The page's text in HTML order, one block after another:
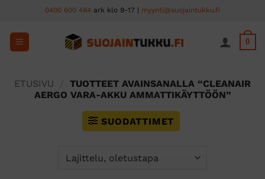
content
0400 600 484 ark klo 9-17 | myynti@suojaintukku.fi
0
ETUSIVU
TUOTTEET AVAINSANALLA “CLEANAIR
AERGO VARA-AKKU AMMATTIKÄYTTÖÖN”
SUODATTIMET